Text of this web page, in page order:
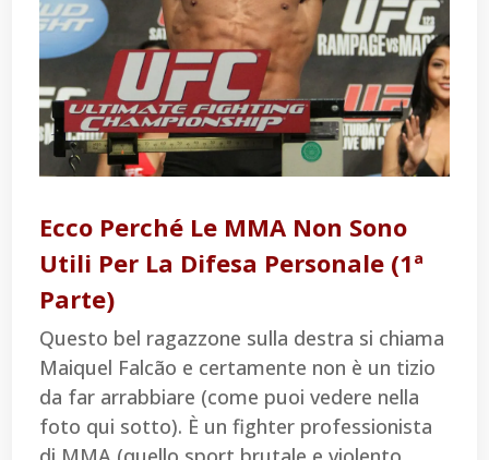
Ecco Perché Le MMA Non Sono
Utili Per La Difesa Personale (1ª
Parte)
Questo bel ragazzone sulla destra si chiama
Maiquel Falcão e certamente non è un tizio
da far arrabbiare (come puoi vedere nella
foto qui sotto). È un fighter professionista